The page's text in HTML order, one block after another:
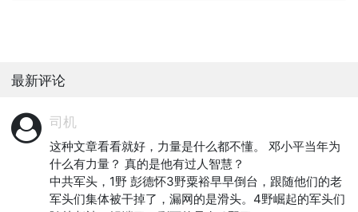
最新评论
司机
这种文章看看就好，力量是什么都不懂。 邓小平当年为
什么有力量？ 真的是他有过人智慧？
中共军头，1野 彭德怀3野粟裕早早倒台，跟随他们的老
军头们集体被干掉了，漏网的是滑头。4野崛起的军头们